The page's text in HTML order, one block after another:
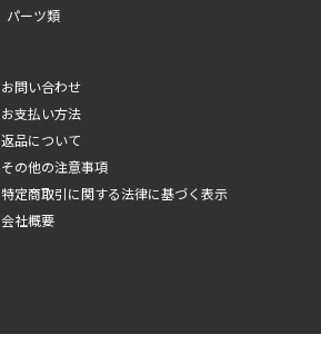
パーツ類
お問い合わせ
お支払い方法
返品について
その他の注意事項
特定商取引に関する法律に基づく表示
会社概要